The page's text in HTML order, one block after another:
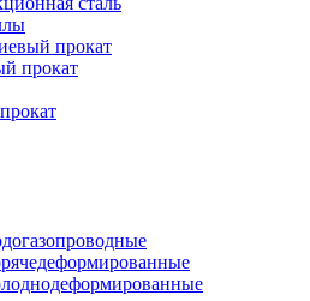
прокат
прокат